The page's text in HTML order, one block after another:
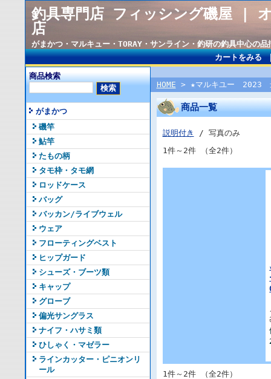
釣具専門店 フィッシング磯屋 |
店
がまかつ・マルキュー・TORAY・サンライン・釣研の釣具中心の
カートをみる
商品検索
がまかつ
磯竿
鮎竿
たもの柄
タモ枠・タモ網
ロッドケース
バッグ
バッカン/ライブウェル
ウェア
フローティングベスト
ヒップガード
シューズ・ブーツ類
キャップ
グローブ
偏光サングラス
ナイフ・ハサミ類
ひしゃく・マゼラー
ラインカッター・ピニオンリ
ール
HOME > ★マルキユー 2023
商品一覧
説明付き
/ 写真のみ
1件～2件 （全2件）
1件～2件 （全2件）